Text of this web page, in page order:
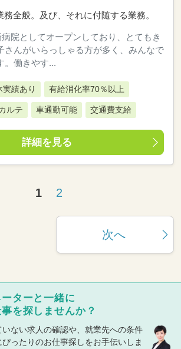
務全般。及び、それに付随する業務。
院としてオープンしており、とてもき
んがいらっしゃる方が多く、みんなで
。働きやす...
実績あり 有給消化率70％以上
ルテ 車通勤可能 交通費支給
詳細を見る
1 2
次へ
ターと一緒に
を探しませんか？
ない求人の確認や、就業先への条件
ったりのお仕事探しをお手伝いしま